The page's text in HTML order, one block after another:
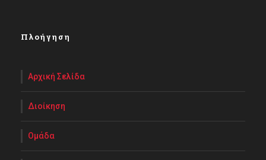
Πλοήγηση
Αρχική Σελίδα
Διοίκηση
Ομάδα